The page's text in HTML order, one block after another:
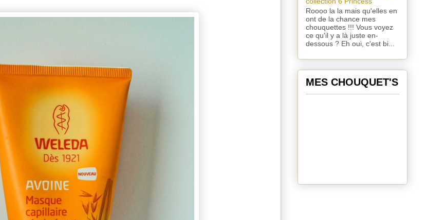
Roooo la la mais qu'elles en
ont de la chance mes
chouquettes !!! Vous voyez
ce qu'il y a là juste en-
dessous ? Eh oui, c'est bi...
MES CHOUQUET'S